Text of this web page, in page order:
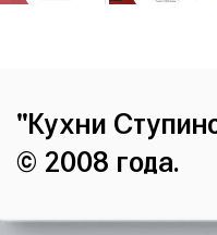
"Кухни
© 2008 года.